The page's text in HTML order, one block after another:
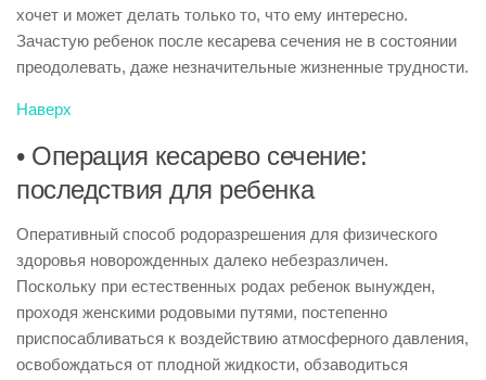
хочет и может делать только то, что ему интересно.
Зачастую ребенок после кесарева сечения не в состоянии
преодолевать, даже незначительные жизненные трудности.
Наверх
• Операция кесарево сечение:
последствия для ребенка
Оперативный способ родоразрешения для физического
здоровья новорожденных далеко небезразличен.
Поскольку при естественных родах ребенок вынужден,
проходя женскими родовыми путями, постепенно
приспосабливаться к воздействию атмосферного давления,
освобождаться от плодной жидкости, обзаводиться